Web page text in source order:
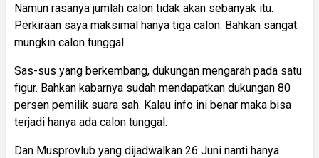
Namun rasanya jumlah calon tidak akan sebanyak itu.
Perkiraan saya maksimal hanya tiga calon. Bahkan sangat
mungkin calon tunggal.
Sas-sus yang berkembang, dukungan mengarah pada satu
figur. Bahkan kabarnya sudah mendapatkan dukungan 80
persen pemilik suara sah. Kalau info ini benar maka bisa
terjadi hanya ada calon tunggal.
Dan Musprovlub yang dijadwalkan 26 Juni nanti hanya